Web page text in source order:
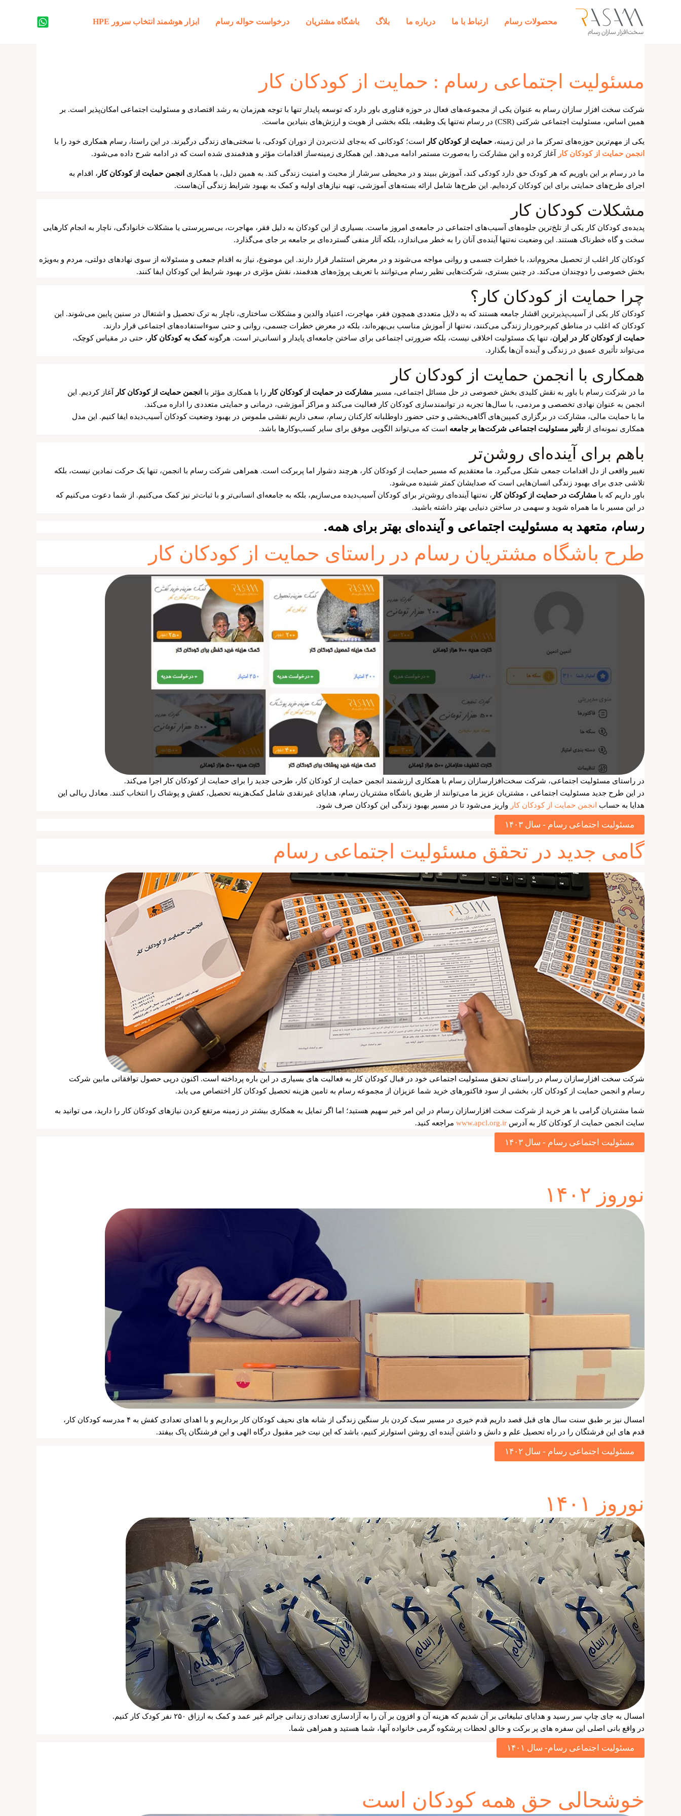
محصولات رسام ارتباط با ما درباره ما بلاگ باشگاه مشتریان درخواست حواله رسام ابزار هوشمند انتخاب سرور HPE جستجو
مسئولیت اجتماعی رسام : حمایت از کودکان کار
شرکت سخت افزار سازان رسام به عنوان یکی از مجموعه‌های فعال در حوزه فناوری باور دارد که توسعه پایدار تنها با توجه هم‌زمان به رشد اقتصادی و مسئولیت اجتماعی امکان‌پذیر است. بر
همین اساس، مسئولیت اجتماعی شرکتی (CSR) در رسام نه‌تنها یک وظیفه، بلکه بخشی از هویت و ارزش‌های بنیادین ماست.
یکی از مهم‌ترین حوزه‌های تمرکز ما در این زمینه، حمایت از کودکان کار
است؛ کودکانی که به‌جای لذت‌بردن از دوران کودکی، با سختی‌های زندگی درگیرند. در این راستا، رسام همکاری خود را با
انجمن حمایت از کودکان کار
آغاز کرده و این مشارکت را به‌صورت مستمر ادامه می‌دهد. این همکاری زمینه‌ساز اقدامات مؤثر و هدفمندی شده است که در ادامه شرح داده می‌شود.
ما در رسام بر این باوریم که هر کودک حق دارد کودکی کند، آموزش ببیند و در محیطی سرشار از محبت و امنیت زندگی کند. به همین دلیل، با همکاری انجمن حمایت از کودکان کار ، اقدام به
اجرای طرح‌های حمایتی برای این کودکان کرده‌ایم. این طرح‌ها شامل ارائه بسته‌های آموزشی، تهیه نیازهای اولیه و کمک به بهبود شرایط زندگی آن‌هاست.
مشکلات کودکان کار
پدیده‌ی کودکان کار یکی از تلخ‌ترین جلوه‌های آسیب‌های اجتماعی در جامعه‌ی امروز ماست. بسیاری از این کودکان به دلیل فقر، مهاجرت، بی‌سرپرستی یا مشکلات خانوادگی، ناچار به انجام کارهایی
سخت و گاه خطرناک هستند. این وضعیت نه‌تنها آینده‌ی آنان را به خطر می‌اندازد، بلکه آثار منفی گسترده‌ای بر جامعه بر جای می‌گذارد.
کودکان کار اغلب از تحصیل محروم‌اند، با خطرات جسمی و روانی مواجه می‌شوند و در معرض استثمار قرار دارند. این موضوع، نیاز به اقدام جمعی و مسئولانه از سوی نهادهای دولتی، مردم و به‌ویژه
بخش خصوصی را دوچندان می‌کند. در چنین بستری، شرکت‌هایی نظیر رسام می‌توانند با تعریف پروژه‌های هدفمند، نقش مؤثری در بهبود شرایط این کودکان ایفا کنند.
چرا حمایت از کودکان کار؟
کودکان کار یکی از آسیب‌پذیرترین اقشار جامعه هستند که به دلایل متعددی همچون فقر، مهاجرت، اعتیاد والدین و مشکلات ساختاری، ناچار به ترک تحصیل و اشتغال در سنین پایین می‌شوند. این
کودکان که اغلب در مناطق کم‌برخوردار زندگی می‌کنند، نه‌تنها از آموزش مناسب بی‌بهره‌اند، بلکه در معرض خطرات جسمی، روانی و حتی سوء‌استفاده‌های اجتماعی قرار دارند.
حمایت از کودکان کار در ایران، تنها یک مسئولیت اخلاقی نیست، بلکه ضرورتی اجتماعی برای ساختن جامعه‌ای پایدار و انسانی‌تر است. هرگونهکمک به کودکان کار ، حتی در مقیاس کوچک،
می‌تواند تأثیری عمیق در زندگی و آینده آن‌ها بگذارد.
همکاری با انجمن حمایت از کودکان کار
ما در شرکت رسام با باور به نقش کلیدی بخش خصوصی در حل مسائل اجتماعی، مسیر مشارکت در حمایت از کودکان کار را با همکاری مؤثر با انجمن حمایت از کودکان کار
آغاز کردیم. این
انجمن به عنوان نهادی تخصصی و مردمی، با سال‌ها تجربه در توانمندسازی کودکان کار فعالیت می‌کند و مراکز آموزشی، درمانی و حمایتی متعددی را اداره می‌کند.
ما با حمایت مالی، مشارکت در برگزاری کمپین‌های آگاهی‌بخشی و حتی حضور داوطلبانه کارکنان رسام، سعی داریم نقشی ملموس در بهبود وضعیت کودکان آسیب‌دیده ایفا کنیم. این مدل
همکاری نمونه‌ای ازتأثیر مسئولیت اجتماعی شرکت‌ها بر جامعه است که می‌تواند الگویی موفق برای سایر کسب‌وکارها باشد.
باهم برای آینده‌ای روشن‌تر
تغییر واقعی از دل اقدامات جمعی شکل می‌گیرد. ما معتقدیم که مسیر حمایت از کودکان کار، هرچند دشوار اما پربرکت است. همراهی شرکت رسام با انجمن، تنها یک حرکت نمادین نیست، بلکه
تلاشی جدی برای بهبود زندگی انسان‌هایی است که صدایشان کمتر شنیده می‌شود.
باور داریم که با مشارکت در حمایت از کودکان کار ، نه‌تنها آینده‌ای روشن‌تر برای کودکان آسیب‌دیده می‌سازیم، بلکه به جامعه‌ای انسانی‌تر و با ثبات‌تر نیز کمک می‌کنیم. از شما دعوت می‌کنیم که
در این مسیر با ما همراه شوید و سهمی در ساختن دنیایی بهتر داشته باشید.
رسام، متعهد به مسئولیت اجتماعی و آینده‌ای بهتر برای همه.
طرح باشگاه مشتریان رسام در راستای حمایت از کودکان کار
در راستای مسئولیت اجتماعی، شرکت سخت‌افزارسازان رسام با همکاری ارزشمند انجمن حمایت از کودکان کار، طرحی جدید را برای حمایت از کودکان کار اجرا می‌کند.
در این طرح جدید مسئولیت اجتماعی ، مشتریان عزیز ما می‌توانند از طریق باشگاه مشتریان رسام، هدایای غیرنقدی شامل کمک‌هزینه تحصیل، کفش و پوشاک را انتخاب کنند. معادل ریالی این
هدایا به حساب
انجمن حمایت از کودکان کار واریز می‌شود تا در مسیر بهبود زندگی این کودکان صرف شود.
مسئولیت اجتماعی رسام - سال ۱۴۰۳
گامی جدید در تحقق مسئولیت اجتماعی رسام
شرکت سخت افزارسازان رسام در راستای تحقق مسئولیت اجتماعی خود در قبال کودکان کار به فعالیت های بسیاری در این باره پرداخته است. اکنون درپی حصول توافقاتی مابین شرکت
رسام و انجمن حمایت از کودکان کار، بخشی از سود فاکتورهای خرید شما عزیزان از مجموعه رسام به تامین هزینه تحصیل کودکان کار اختصاص می یابد.
شما مشتریان گرامی با هر خرید از شرکت سخت افزارسازان رسام در این امر خیر سهیم هستید؛ اما اگر تمایل به همکاری بیشتر در زمینه مرتفع کردن نیازهای کودکان کار را دارید، می توانید به
سایت انجمن حمایت از کودکان کار به آدرس www.apcl.org.ir مراجعه کنید.
مسئولیت اجتماعی رسام - سال ۱۴۰۳
نوروز ۱۴۰۲
امسال نیز بر طبق سنت سال های قبل قصد داریم قدم خیری در مسیر سبک کردن بار سنگین زندگی از شانه های نحیف کودکان کار برداریم و با اهدای تعدادی کفش به ۴ مدرسه کودکان کار،
قدم های این فرشتگان را در راه تحصیل علم و دانش و داشتن آینده ای روشن استوارتر کنیم، باشد که این نیت خیر مقبول درگاه الهی و این فرشتگان پاک بیفتد.
مسئولیت اجتماعی رسام - سال ۱۴۰۲
نوروز ۱۴۰۱
امسال به جای چاپ سر رسید و هدایای تبلیغاتی بر آن شدیم که هزینه آن و افزون بر آن را به آزادسازی تعدادی زندانی جرائم غیر عمد و کمک به ارزاق ۲۵۰ نفر کودک کار کنیم.
در واقع بانی اصلی این سفره های پر برکت و خالق لحظات پرشکوه گرمی خانواده آنها، شما هستید و همراهی شما.
مسئولیت اجتماعی رسام- سال ۱۴۰۱
خوشحالی حق همه کودکان است